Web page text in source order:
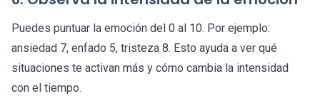
Puedes puntuar la emoción del 0 al 10. Por ejemplo:
ansiedad 7, enfado 5, tristeza 8. Esto ayuda a ver qué
situaciones te activan más y cómo cambia la intensidad
con el tiempo.